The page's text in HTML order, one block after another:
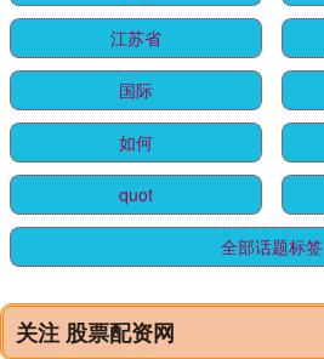
江苏省
国际
如何
quot
全部话题标签
关注 股票配资网